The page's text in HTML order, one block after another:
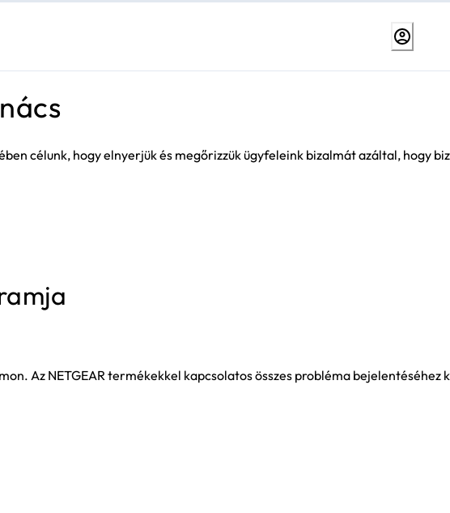
célunk, hogy elnyerjük és megőrizzük ügyfeleink bizalmát azáltal, hogy
Az NETGEAR termékekkel kapcsolatos összes probléma bejelentéséhez